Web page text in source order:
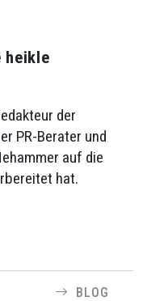
heikle
der
PR-Berater und
auf die
hat.
BLOG